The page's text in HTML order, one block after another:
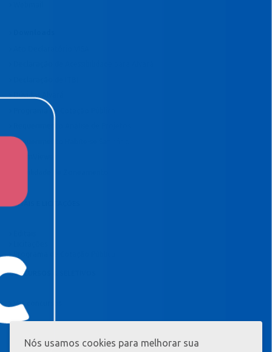
Dúvidas Alvará
Programa de Cotação Pública
Requerimento Habite-se Sanitário
EDITAIS E LICITAÇÕES
CONCURSOS & SELETIVOS
Ver concursos
Nós usamos cookies para melhorar sua